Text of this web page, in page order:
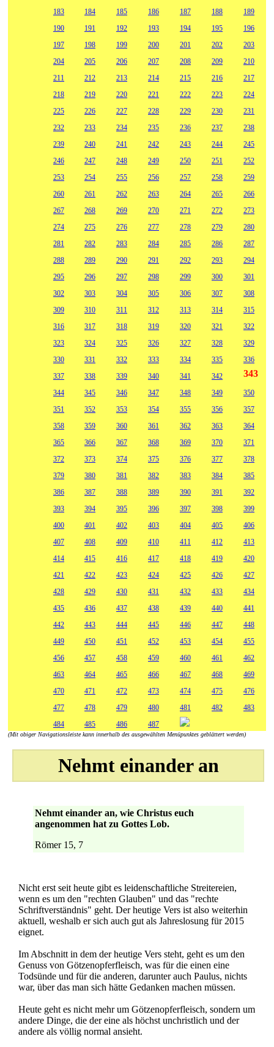
183
184 185 186 187 188
189
190
191 192 193 194 195
196
197
198 199 200 201 202
203
204
205 206 207 208 209
210
211
212 213 214 215 216
217
218
219 220 221 222 223
224
225
226 227 228 229 230
231
232
233 234 235 236 237
238
239
240 241 242 243 244
245
246
247 248 249 250 251
252
253
254 255 256 257 258
259
260
261 262 263 264 265
266
267
268 269 270 271 272
273
274
275 276 277 278 279
280
281
282 283 284 285 286
287
288
289 290 291 292 293
294
295
296 297 298 299 300
301
302
303 304 305 306 307
308
309
310 311 312 313 314
315
316
317 318 319 320 321
322
323
324 325 326 327 328
329
330
331 332 333 334 335
336
337
338 339 340 341 342 343
344 345 346 347 348 349
350
351
352 353 354 355 356
357
358
359 360 361 362 363
364
365
366 367 368 369 370
371
372
373 374 375 376 377
378
379
380 381 382 383 384
385
386
387 388 389 390 391
392
393
394 395 396 397 398
399
400
401 402 403 404 405
406
407
408 409 410 411 412
413
414
415 416 417 418 419
420
421
422 423 424 425 426
427
428
429 430 431 432 433
434
435
436 437 438 439 440
441
442
443 444 445 446 447
448
449
450 451 452 453 454
455
456
457 458 459 460 461
462
463
464 465 466 467 468
469
470
471 472 473 474 475
476
477
478 479 480 481 482
483
484
485 486 487
(Mit obiger Navigationsleiste kann innerhalb des ausgewählten Menüpunktes geblättert werden)
Nehmt einander an
Nehmt einander an, wie Christus euch
angenommen hat zu Gottes Lob.
Römer 15, 7
Nicht erst seit heute gibt es leidenschaftliche Streitereien,
wenn es um den "rechten Glauben" und das "rechte
Schriftverständnis" geht. Der heutige Vers ist also weiterhin
aktuell, weshalb er sich auch gut als Jahreslosung für 2015
eignet.
Im Abschnitt in dem der heutige Vers steht, geht es um den
Genuss von Götzenopferfleisch, was für die einen eine
Todsünde und für die anderen, darunter auch Paulus, nichts
war, über das man sich hätte Gedanken machen müssen.
Heute geht es nicht mehr um Götzenopferfleisch, sondern um
andere Dinge, die der eine als höchst unchristlich und der
andere als völlig normal ansieht.